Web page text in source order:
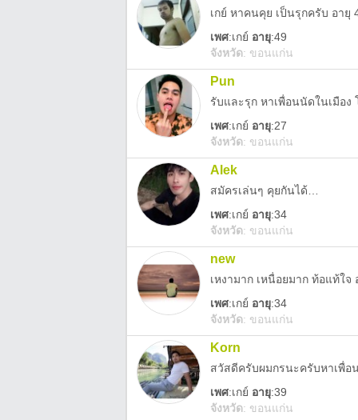
เกย์ หาคนคุย เป็นรุกครับ อายุ
เพศ:เกย์ อายุ:49
จังหวัด: ขอนแก่น
Pun
รับและรุก หาเพื่อนนัดในเมือง
เพศ:เกย์ อายุ:27
จังหวัด: ขอนแก่น
Alek
สมัครเล่นๆ คุยกันได้…
เพศ:เกย์ อายุ:34
จังหวัด: ขอนแก่น
new
เหงามาก เหนื่อยมาก ท้อแท้ใ
เพศ:เกย์ อายุ:34
จังหวัด: ขอนแก่น
Korn
สวัสดีครับผมกรนะครับหาเพื่อ
เพศ:เกย์ อายุ:39
จังหวัด: ขอนแก่น